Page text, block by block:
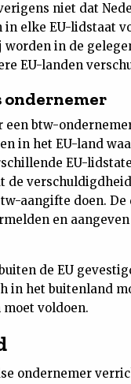
niet dat
elke EU-lidstaat
in de
EU-landen
ondernemer
een btw-
in het EU-land
EU-
de
aangifte doen.
en
de EU
in het buitenland
voldoen.
ondernemer